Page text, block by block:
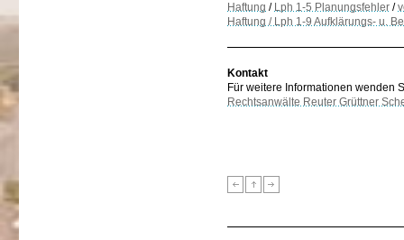
Haftung / Lph 1-5 Planungsfehler /
Haftung / Lph 1-9 Aufklärungs- u.
Kontakt
Für weitere Informationen wenden
Rechtsanwälte Reuter Grüttner